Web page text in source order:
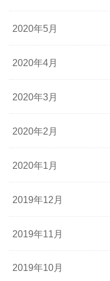
2020年5月
2020年4月
2020年3月
2020年2月
2020年1月
2019年12月
2019年11月
2019年10月